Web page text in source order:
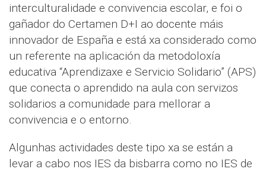
interculturalidade e convivencia escolar, e foi o
gañador do Certamen D+I ao docente máis
innovador de España e está xa considerado como
un referente na aplicación da metodoloxía
educativa “Aprendizaxe e Servicio Solidario” (APS)
que conecta o aprendido na aula con servizos
solidarios a comunidade para mellorar a
convivencia e o entorno.
Algunhas actividades deste tipo xa se están a
levar a cabo nos IES da bisbarra como no IES de